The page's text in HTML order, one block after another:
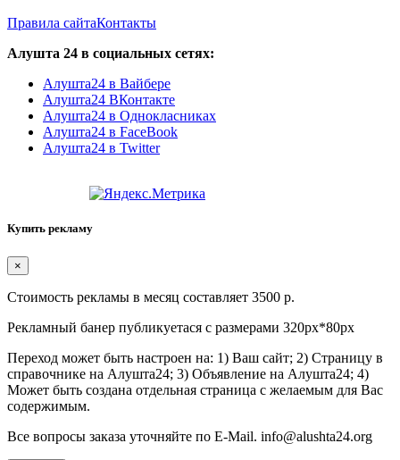
Правила сайтаКонтакты
Алушта 24 в социальных сетях:
Алушта24 в Вайбере
Алушта24 ВКонтакте
Алушта24 в Однокласниках
Алушта24 в FaceBook
Алушта24 в Twitter
Купить рекламу
×
Стоимость рекламы в месяц составляет 3500 р.
Рекламный банер публикуетася с размерами 320px*80px
Переход может быть настроен на: 1) Ваш сайт; 2) Страницу в
справочнике на Алушта24; 3) Объявление на Алушта24; 4)
Может быть создана отдельная страница с желаемым для Вас
содержимым.
Все вопросы заказа уточняйте по E-Mail. info@alushta24.org